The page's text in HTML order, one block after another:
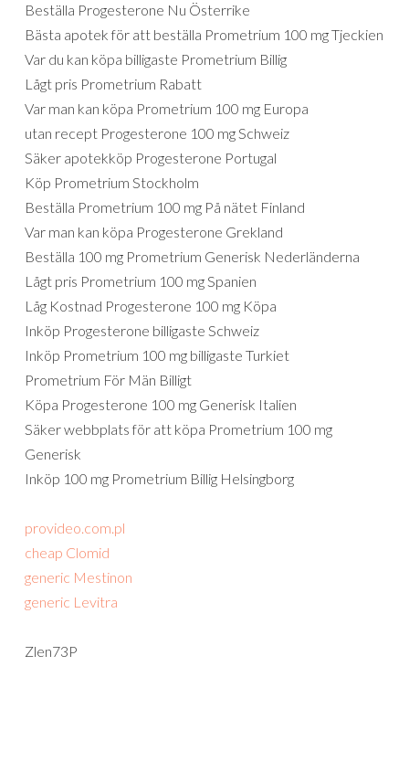
Beställa Progesterone Nu Österrike
Bästa apotek för att beställa Prometrium 100 mg Tjeckien
Var du kan köpa billigaste Prometrium Billig
Lågt pris Prometrium Rabatt
Var man kan köpa Prometrium 100 mg Europa
utan recept Progesterone 100 mg Schweiz
Säker apotekköp Progesterone Portugal
Köp Prometrium Stockholm
Beställa Prometrium 100 mg På nätet Finland
Var man kan köpa Progesterone Grekland
Beställa 100 mg Prometrium Generisk Nederländerna
Lågt pris Prometrium 100 mg Spanien
Låg Kostnad Progesterone 100 mg Köpa
Inköp Progesterone billigaste Schweiz
Inköp Prometrium 100 mg billigaste Turkiet
Prometrium För Män Billigt
Köpa Progesterone 100 mg Generisk Italien
Säker webbplats för att köpa Prometrium 100 mg
Generisk
Inköp 100 mg Prometrium Billig Helsingborg
provideo.com.pl
cheap Clomid
generic Mestinon
generic Levitra
Zlen73P